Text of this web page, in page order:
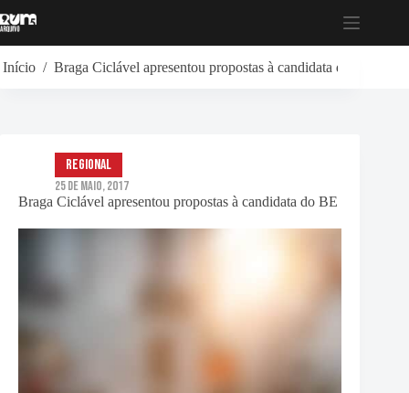
para
Início / Braga Ciclável apresentou propostas à candidata do BE
Braga Ciclável apresentou propostas à candidata do BE
Regional
25 de Maio, 2017